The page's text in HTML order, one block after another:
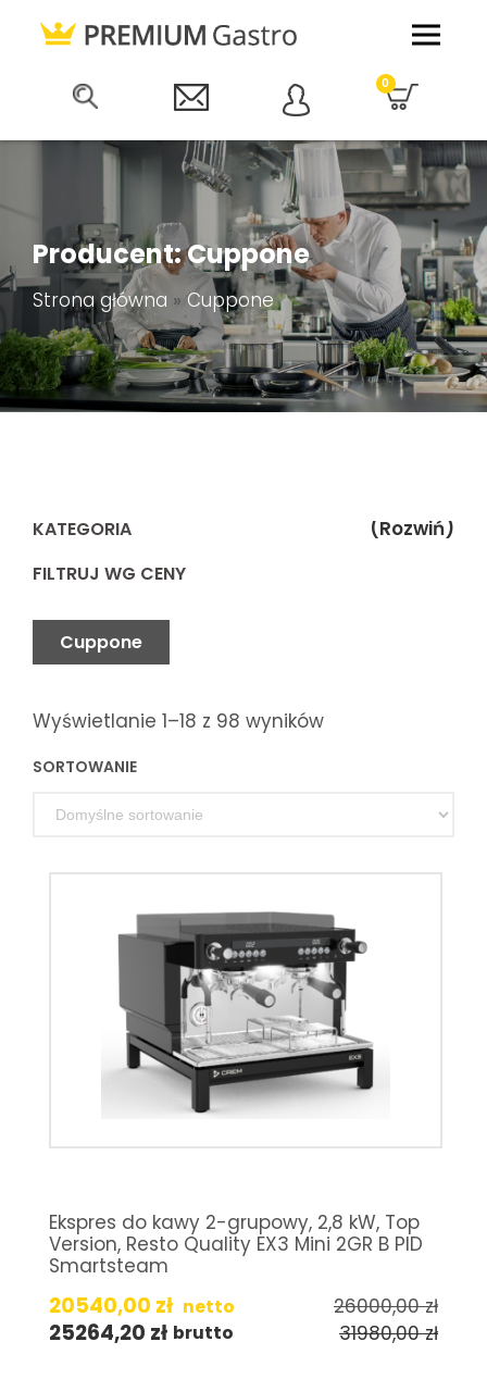
0
Producent: Cuppone
Strona główna » Cuppone
KATEGORIA (Rozwiń)
FILTRUJ WG CENY
Cuppone
Wyświetlanie 1–18 z 98 wyników
SORTOWANIE
Ekspres do kawy 2-grupowy, 2,8 kW, Top
Version, Resto Quality EX3 Mini 2GR B PID
Smartsteam
20540,00 zł netto 26000,00zł
25264,20 zł brutto 31980,00zł